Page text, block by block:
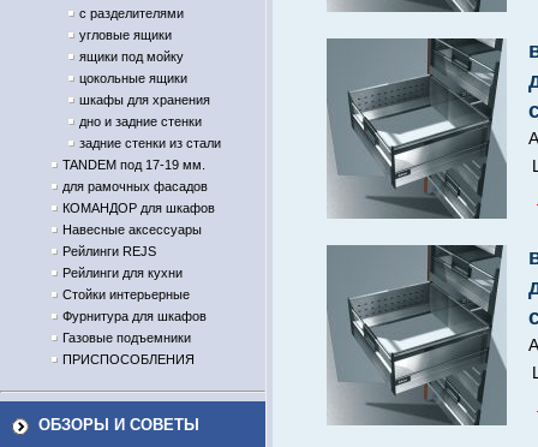
с разделителями
угловые ящики
ящики под мойку
цокольные ящики
шкафы для хранения
дно и задние стенки
задние стенки из стали
TANDEM под 17-19 мм.
для рамочных фасадов
КОМАНДОР для шкафов
Навесные аксессуары
Рейлинги REJS
Рейлинги для кухни
Стойки интерьерные
Фурнитура для шкафов
Газовые подъемники
ПРИСПОСОБЛЕНИЯ
ОБЗОРЫ И СОВЕТЫ